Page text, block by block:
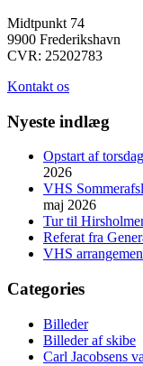
Midtpunkt 74
9900 Frederikshavn
CVR: 25202783
Kontakt os
Nyeste indlæg
Opstart af
2026
VHS
maj 2026
Tur til
Referat fra
VHS
Categories
Billeder
Billeder af skibe
Carl Jacobsens